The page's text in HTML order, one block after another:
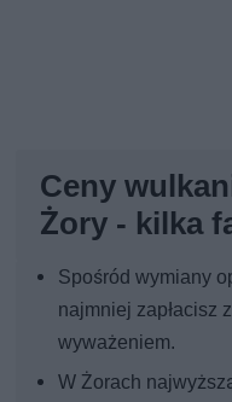
Ceny
Żory - kilka
Spośród wymiany
najmniej zapłacisz
wyważeniem.
W Żorach